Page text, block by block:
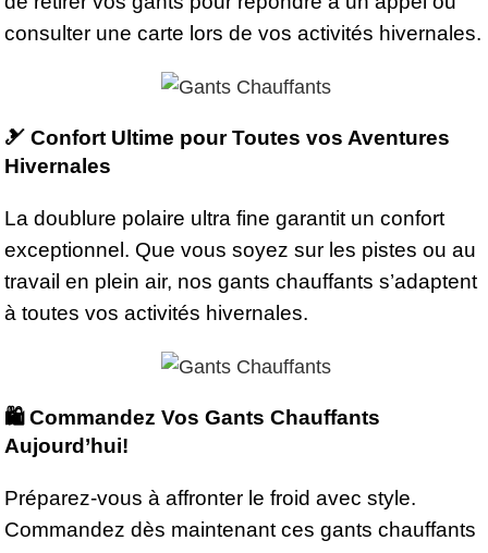
consulter une carte lors de vos activités hivernales.
🎿 Confort Ultime pour Toutes vos Aventures
Hivernales
La doublure polaire ultra fine garantit un confort
exceptionnel. Que vous soyez sur les pistes ou au
travail en plein air, nos gants chauffants s’adaptent
à toutes vos activités hivernales.
🛍️ Commandez Vos Gants Chauffants
Aujourd’hui!
Préparez-vous à affronter le froid avec style.
Commandez dès maintenant ces gants chauffants